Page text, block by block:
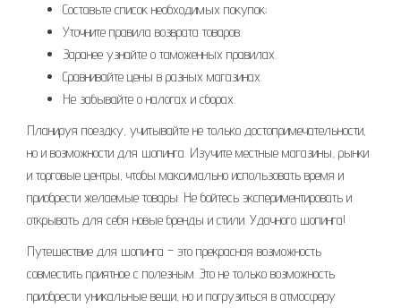
Составьте список необходимых покупок;
Уточните правила возврата товаров.
Заранее узнайте о таможенных правилах.
Сравнивайте цены в разных магазинах.
Не забывайте о налогах и сборах.
Планируя поездку, учитывайте не только достопримечательности,
но и возможности для шопинга. Изучите местные магазины, рынки
и торговые центры, чтобы максимально использовать время и
приобрести желаемые товары. Не бойтесь экспериментировать и
открывать для себя новые бренды и стили. Удачного шопинга!
Путешествие для шопинга – это прекрасная возможность
совместить приятное с полезным. Это не только возможность
приобрести уникальные вещи, но и погрузиться в атмосферу